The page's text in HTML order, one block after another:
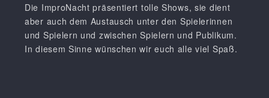
Die ImproNacht präsentiert tolle Shows, sie dient
aber auch dem Austausch unter den Spielerinnen
und Spielern und zwischen Spielern und Publikum.
In diesem Sinne wünschen wir euch alle viel Spaß.